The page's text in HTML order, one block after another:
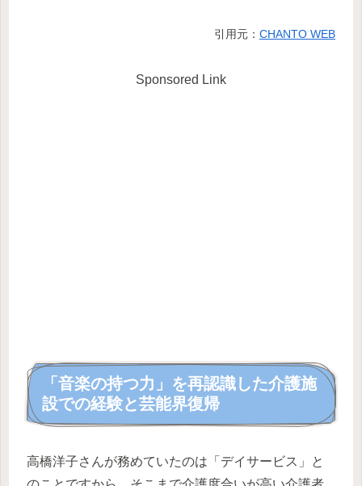
引用元： CHANTO WEB
Sponsored Link
「音楽の持つ力」を再認識した介護施
設での経験と芸能界復帰
高橋洋子さんが務めていたのは「デイサービス」と